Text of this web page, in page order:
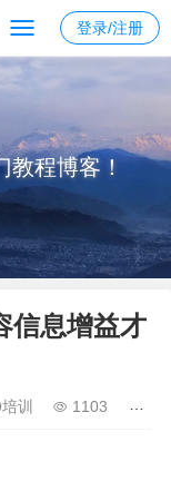
登录/注册
教程博客！
信息增益才
训 1103